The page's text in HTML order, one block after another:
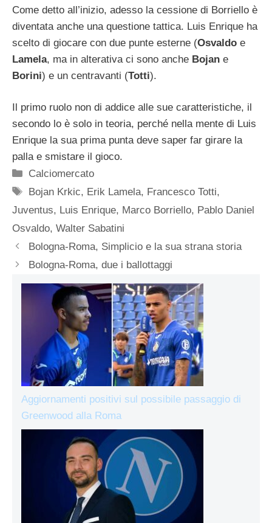
Come detto all’inizio, adesso la cessione di Borriello è
diventata anche una questione tattica. Luis Enrique ha
scelto di giocare con due punte esterne (Osvaldo e
Lamela, ma in alterativa ci sono anche Bojan e
Borini) e un centravanti (Totti).
Il primo ruolo non di addice alle sue caratteristiche, il
secondo lo è solo in teoria, perché nella mente di Luis
Enrique la sua prima punta deve saper far girare la
palla e smistare il gioco.
Categorie
Calciomercato
Tag
Bojan Krkic, Erik Lamela, Francesco Totti,
Juventus, Luis Enrique, Marco Borriello, Pablo Daniel
Osvaldo, Walter Sabatini
Bologna-Roma, Simplicio e la sua strana storia
Bologna-Roma, due i ballottaggi
Aggiornamenti positivi sul possibile passaggio di
Greenwood alla Roma